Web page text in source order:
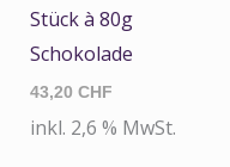
Stück à 80g
Schokolade
43,20CHF
inkl. 2,6 % MwSt.